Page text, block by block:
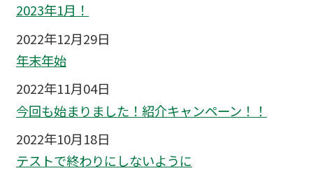
2023年1月！
2022年12月29日
年末年始
2022年11月04日
今回も始まりました！紹介キャンペーン！！
2022年10月18日
テストで終わりにしないように